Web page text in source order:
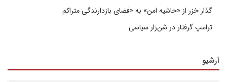
گذار خزر از «حاشیه امن» به «فضای بازدارندگی متراکم
ترامپ گرفتار در شن‌زار سیاسی
آرشیو